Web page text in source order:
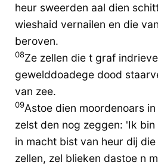
heur sweerden aal dien
wieshaid vernailen en die
beroven.
08Ze zellen die t graf
gewelddoadege dood
van zee.
09Astoe dien moordenoars
zelst den nog zeggen: 'Ik
in macht bist van heur dij
zellen, zel blieken dastoe n